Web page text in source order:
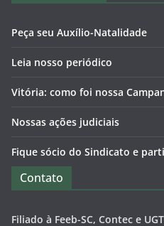
Peça seu Auxílio-Natalidade
Leia nosso periódico
Vitória: como foi nossa
Nossas ações judiciais
Fique sócio do Sindicato e
Contato
Filiado à Feeb-SC, Contec e UGT